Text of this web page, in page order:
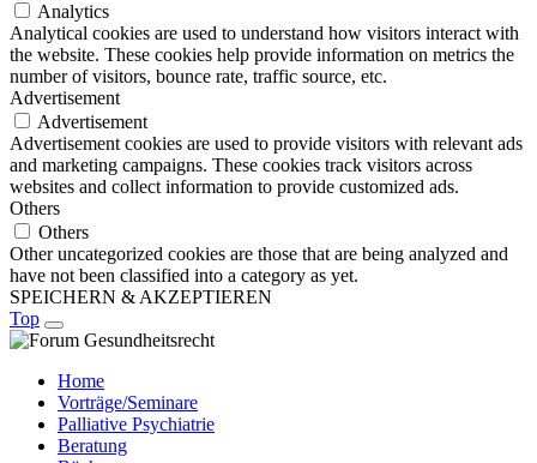
Analytics
Analytical cookies are used to understand how visitors interact with
the website. These cookies help provide information on metrics the
number of visitors, bounce rate, traffic source, etc.
Advertisement
Advertisement
Advertisement cookies are used to provide visitors with relevant ads
and marketing campaigns. These cookies track visitors across
websites and collect information to provide customized ads.
Others
Others
Other uncategorized cookies are those that are being analyzed and
have not been classified into a category as yet.
SPEICHERN & AKZEPTIEREN
Top
Home
Vorträge/Seminare
Palliative Psychiatrie
Beratung